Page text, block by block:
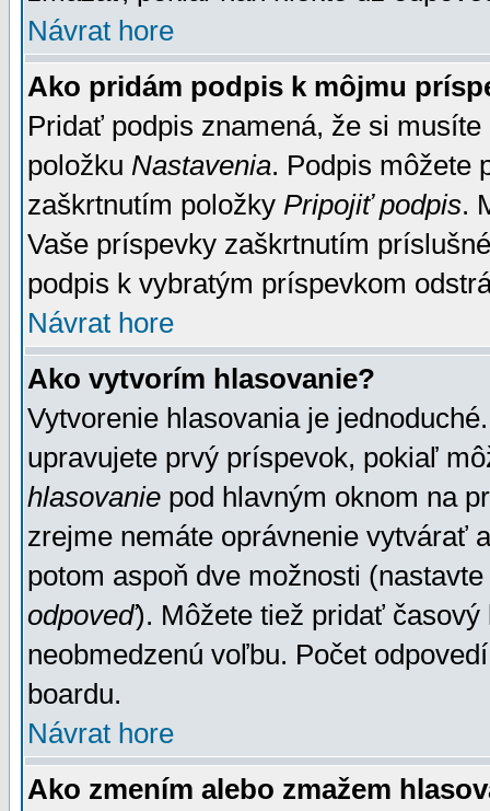
Návrat hore
Ako pridám podpis k môjmu
Pridať podpis znamená, že si
položku Nastavenia. Podpis môžete
zaškrtnutím položky Pripojiť podpis.
Vaše príspevky zaškrtnutím
podpis k vybratým príspevkom
Návrat hore
Ako vytvorím hlasovanie?
Vytvorenie hlasovania je
upravujete prvý príspevok, pokiaľ
hlasovanie pod hlavným oknom na
zrejme nemáte oprávnenie vytvárať
potom aspoň dve možnosti
odpoveď). Môžete tiež pridať
neobmedzenú voľbu. Počet
boardu.
Návrat hore
Ako zmením alebo zmažem